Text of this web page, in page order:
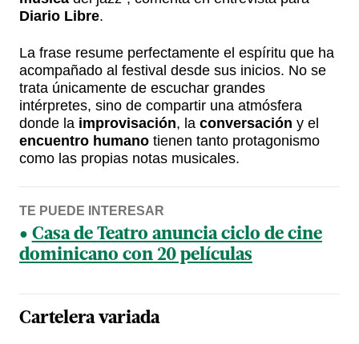
Diario Libre.
La frase resume perfectamente el espíritu que ha
acompañado al festival desde sus inicios. No se
trata únicamente de escuchar grandes
intérpretes, sino de compartir una atmósfera
donde la improvisación, la conversación y el
encuentro humano tienen tanto protagonismo
como las propias notas musicales.
TE PUEDE INTERESAR
Casa de Teatro anuncia ciclo de cine
dominicano con 20 películas
Cartelera variada